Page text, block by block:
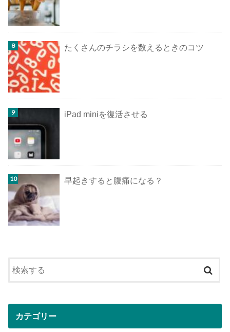
たくさんのチラシを数えるときのコツ
iPad miniを復活させる
早起きすると腹痛になる？
カテゴリー